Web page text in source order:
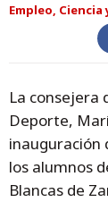
Empleo,
La consejera
Deporte,
inauguración
los alumnos
Blancas de